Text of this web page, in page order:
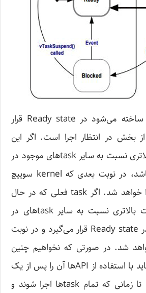
هر task جدیدی که ساخته می‌شود در Ready state قرار
بخش در انتظار اجرا است. اگر این
task جدید اولویت بالاتری نسبت به سایر task‌های موجود در
صف انتظار داشته باشد، در نوبت بعدی که kernel سوییچ
می‌کند این task اجرا خواهد شد. اگر task فعلی که در حال
اجرا است نیز، اولویت بالاتری نسبت به سایر task‌های در
انتظار داشته باشد، در Ready state قرار می‌گیرد و در نوبت
شد. در صورتی که نخواهیم چنین
حلقه‌ای ایجاد شود، باید با استفاده از API‌ها آن را پس از یک
دور اجرا block کنیم تا زمانی که تمام task‌ها اجرا شوند و